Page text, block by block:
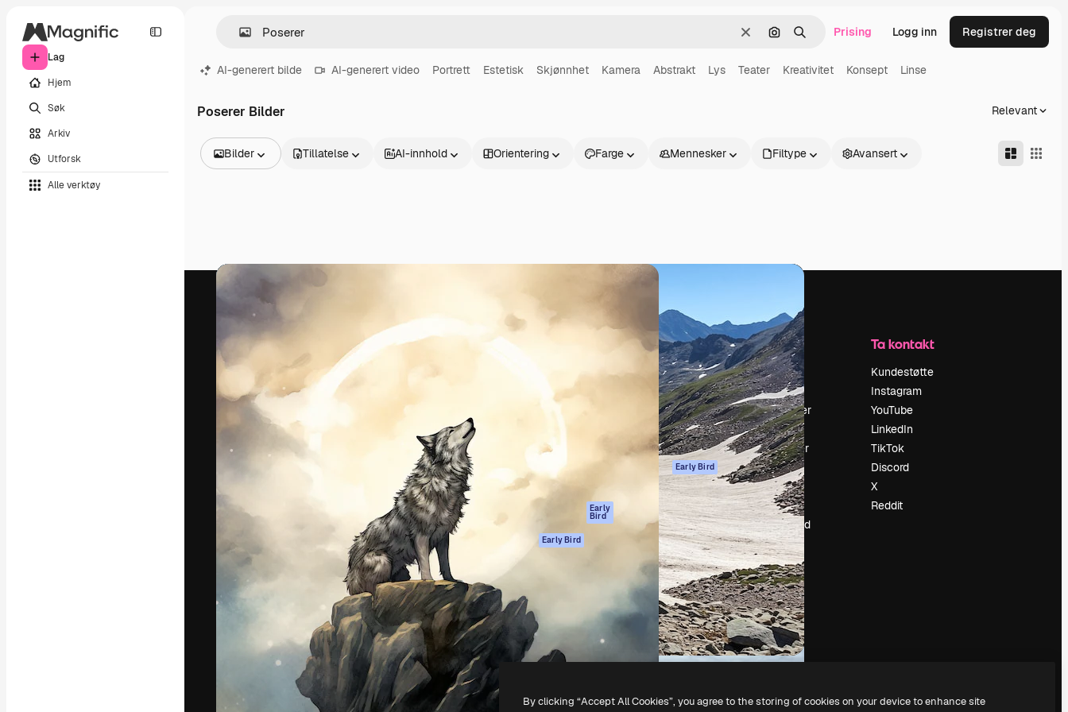
Lag
Hjem
Søk
Arkiv
Utforsk
Alle verktøy
Slett Søk etter bilde
Søk Prising Logg inn Registrer deg
AI-generert bilde AI-generert video Portrett Estetisk Skjønnhet Kamera Abstrakt Lys Teater Kreativitet Konsept Linse
Poserer Bilder Relevant
Bilder
Videoer
Opptak
Bevegelsesgrafikk
Videomaler
3D-modeller
Skrifter
Tillatelse AI-innhold Orientering Farge Mennesker Filtype Avansert
Den kreative plattformen for å lede ditt
beste arbeid. Mer enn 1 million abonnenter
blant kreative, selskaper, byråer og studioer.
Norsk bokmål
Produkter
AI-assistent
AI Image Generator
stemmegenerator
Arkivinnhold
MCP for
Claude/ChatGPT
Early
Bird
Early Bird
Mobilapp
Alle Magnific-
verktøy
Kom i gang
Academy
Dokumentasjon
Support
Vilkår for bruk
Personvernerklæring
Originaler Early Bird
Retningslinjer for
informasjonskapsler
Tillitssenter
Affiliates
For bedrifter
Selskap
Prising
Om oss
Anmeldelser
Karrierer
Søketrender
Blogg
Hendelser
Slidesgo
Selg innhold
Presserom
Leter etter
magnific.ai
Ta kontakt
Kundestøtte
Instagram
YouTube
LinkedIn
TikTok
Discord
X
Reddit
Copyright © 2010- 2026Freepik Company S.L.U. Alle rettigheter forbeholdt.
By clicking “Accept All Cookies”, you agree to the storing of cookies on your device to enhance site